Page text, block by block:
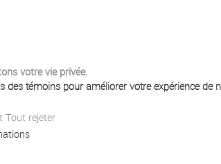
votre vie privée.
des témoins pour améliorer votre expérience
Tout rejeter